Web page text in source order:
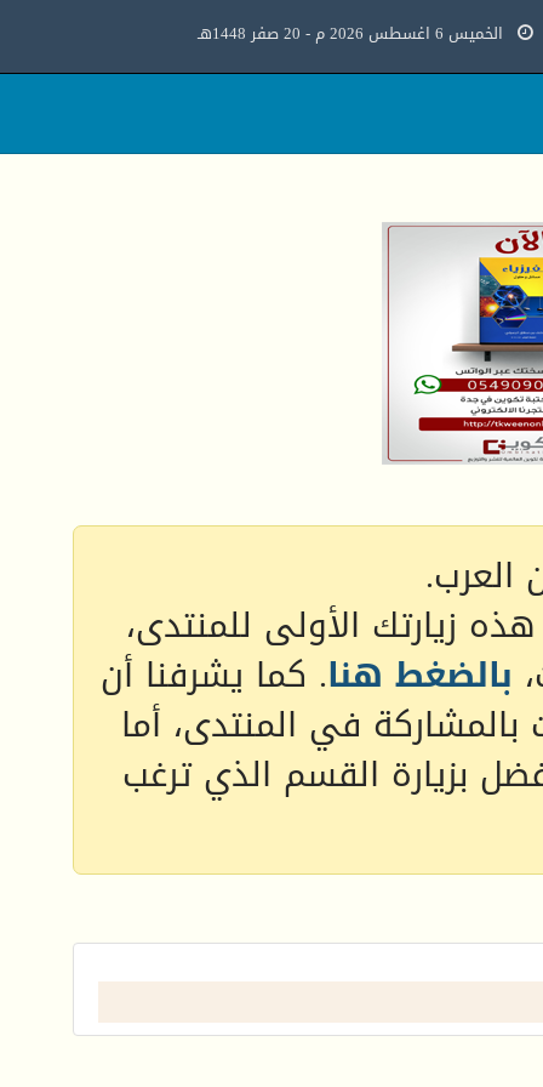
الخميس 6 اغسطس 2026 م - 20 صفر 1448هـ
العرب.
زيارتك الأولى للمنتدى،
بالضغط هنا. كما يشرفنا أن
بالمشاركة في المنتدى، أما
بزيارة القسم الذي ترغب